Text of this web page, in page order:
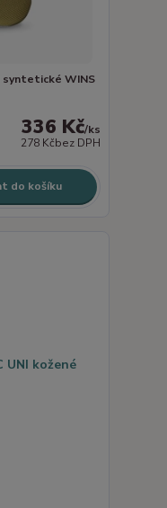
syntetické WINS
336 Kč/ks
278 Kčbez DPH
do košíku